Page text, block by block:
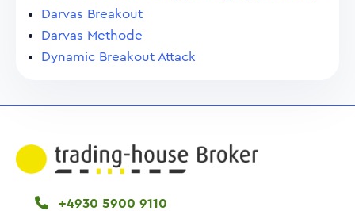
Darvas Breakout
Darvas Methode
Dynamic Breakout Attack
+4930 5900 9110